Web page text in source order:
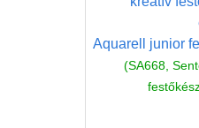
Aquarell junior
(SA668,